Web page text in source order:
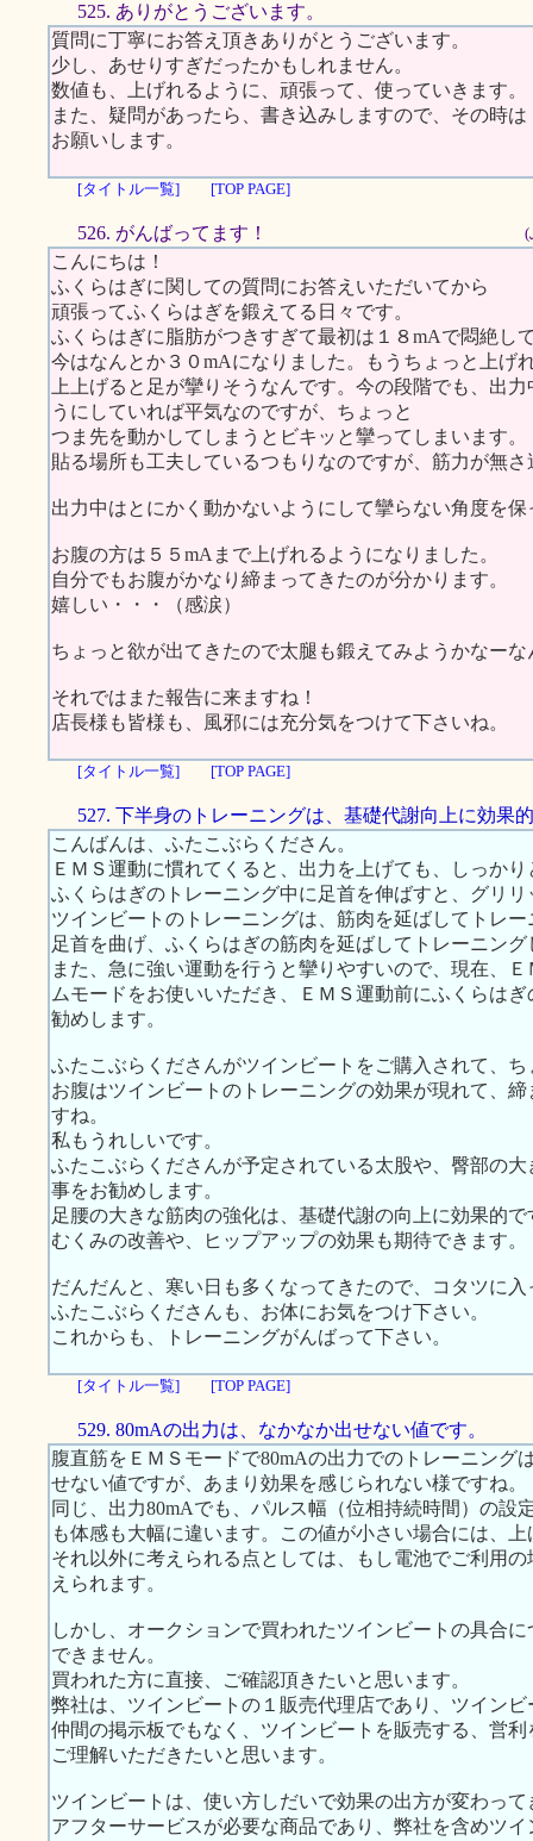
525. ありがとうございます。
質問に丁寧にお答え頂きありがとうございます。
少し、あせりすぎだったかもしれません。
数値も、上げれるように、頑張って、使っていきます。
また、疑問があったら、書き込みしますので、その時は
お願いします。
[タイトル一覧] [TOP PAGE]
526. がんばってます！ (
こんにちは！
ふくらはぎに関しての質問にお答えいただいてから
頑張ってふくらはぎを鍛えてる日々です。
ふくらはぎに脂肪がつきすぎて最初は１８mAで悶絶し
今はなんとか３０mAになりました。もうちょっと上げ
上上げると足が攣りそうなんです。今の段階でも、出
うにしていれば平気なのですが、ちょっと
つま先を動かしてしまうとビキッと攣ってしまいます。
貼る場所も工夫しているつもりなのですが、筋力が無
出力中はとにかく動かないようにして攣らない角度を
お腹の方は５５mAまで上げれるようになりました。
自分でもお腹がかなり締まってきたのが分かります。
嬉しい・・・（感涙）
ちょっと欲が出てきたので太腿も鍛えてみようかなー
それではまた報告に来ますね！
店長様も皆様も、風邪には充分気をつけて下さいね。
[タイトル一覧] [TOP PAGE]
527. 下半身のトレーニングは、基礎代謝向上に効果
こんばんは、ふたこぶらくださん。
ＥＭＳ運動に慣れてくると、出力を上げても、しっか
ふくらはぎのトレーニング中に足首を伸ばすと、グリ
ツインビートのトレーニングは、筋肉を延ばしてトレ
足首を曲げ、ふくらはぎの筋肉を延ばしてトレーニン
また、急に強い運動を行うと攣りやすいので、現在、
ムモードをお使いいただき、ＥＭＳ運動前にふくらは
勧めします。
ふたこぶらくださんがツインビートをご購入されて、
お腹はツインビートのトレーニングの効果が現れて、
すね。
私もうれしいです。
ふたこぶらくださんが予定されている太股や、臀部の
事をお勧めします。
足腰の大きな筋肉の強化は、基礎代謝の向上に効果的で
むくみの改善や、ヒップアップの効果も期待できます。
だんだんと、寒い日も多くなってきたので、コタツに
ふたこぶらくださんも、お体にお気をつけ下さい。
これからも、トレーニングがんばって下さい。
[タイトル一覧] [TOP PAGE]
529. 80mAの出力は、なかなか出せない値です。
腹直筋をＥＭＳモードで80mAの出力でのトレーニング
せない値ですが、あまり効果を感じられない様ですね。
同じ、出力80mAでも、パルス幅（位相持続時間）の設
も体感も大幅に違います。この値が小さい場合には、
それ以外に考えられる点としては、もし電池でご利用
えられます。
しかし、オークションで買われたツインビートの具合
できません。
買われた方に直接、ご確認頂きたいと思います。
弊社は、ツインビートの１販売代理店であり、ツイン
仲間の掲示板でもなく、ツインビートを販売する、営
ご理解いただきたいと思います。
ツインビートは、使い方しだいで効果の出方が変わって
アフターサービスが必要な商品であり、弊社を含めツ